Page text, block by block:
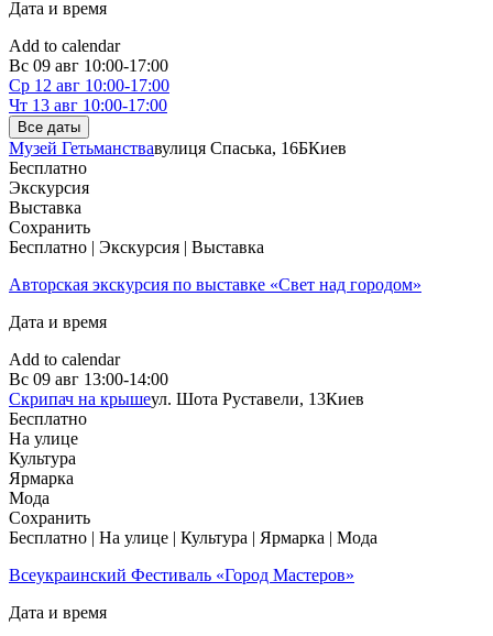
Дата и время
Add to calendar
Вс 09 авг 10:00-17:00
Ср 12 авг 10:00-17:00
Чт 13 авг 10:00-17:00
Все даты
Музей Гетьманствавулиця Спаська, 16БКиев
Бесплатно
Экскурсия
Выставка
Сохранить
Бесплатно | Экскурсия | Выставка
Авторская экскурсия по выставке «Свет над городом»
Дата и время
Add to calendar
Вс 09 авг 13:00-14:00
Скрипач на крышеул. Шота Руставели, 13Киев
Бесплатно
На улице
Культура
Ярмарка
Мода
Сохранить
Бесплатно | На улице | Культура | Ярмарка | Мода
Всеукраинский Фестиваль «Город Мастеров»
Дата и время